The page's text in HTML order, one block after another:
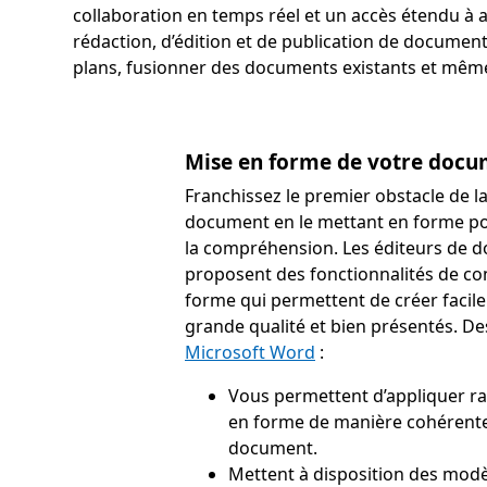
collaboration en temps réel et un accès étendu
rédaction, d’édition et de publication de
plans, fusionner des documents existants et
Mise en forme de votre
Franchissez le premier obstacle de
document en le mettant en forme
la compréhension. Les éditeurs de
proposent des fonctionnalités de
forme qui permettent de créer
grande qualité et bien présentés.
Microsoft Word :
Vous permettent d’appliquer
en forme de manière
document.
Mettent à disposition des